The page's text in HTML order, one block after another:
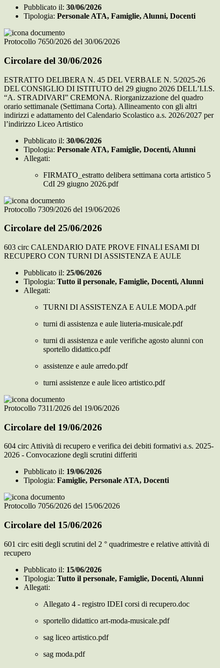
Pubblicato il: 30/06/2026
Tipologia: Personale ATA, Famiglie, Alunni, Docenti
Protocollo 7650/2026 del 30/06/2026
Circolare del 30/06/2026
ESTRATTO DELIBERA N. 45 DEL VERBALE N. 5/2025-26
DEL CONSIGLIO DI ISTITUTO del 29 giugno 2026 DELL’I.I.S.
“A. STRADIVARI” CREMONA. Riorganizzazione del quadro
orario settimanale (Settimana Corta). Allineamento con gli altri
indirizzi e adattamento del Calendario Scolastico a.s. 2026/2027 per
l’indirizzo Liceo Artistico
Pubblicato il: 30/06/2026
Tipologia: Personale ATA, Famiglie, Docenti, Alunni
Allegati:
FIRMATO_estratto delibera settimana corta artistico 5
CdI 29 giugno 2026.pdf
Protocollo 7309/2026 del 19/06/2026
Circolare del 25/06/2026
603 circ CALENDARIO DATE PROVE FINALI ESAMI DI
RECUPERO CON TURNI DI ASSISTENZA E AULE
Pubblicato il: 25/06/2026
Tipologia: Tutto il personale, Famiglie, Docenti, Alunni
Allegati:
TURNI DI ASSISTENZA E AULE MODA.pdf
turni di assistenza e aule liuteria-musicale.pdf
turni di assistenza e aule verifiche agosto alunni con
sportello didattico.pdf
assistenze e aule arredo.pdf
turni assistenze e aule liceo artistico.pdf
Protocollo 7311/2026 del 19/06/2026
Circolare del 19/06/2026
604 circ Attività di recupero e verifica dei debiti formativi a.s. 2025-
2026 - Convocazione degli scrutini differiti
Pubblicato il: 19/06/2026
Tipologia: Famiglie, Personale ATA, Docenti
Protocollo 7056/2026 del 15/06/2026
Circolare del 15/06/2026
601 circ esiti degli scrutini del 2 ° quadrimestre e relative attività di
recupero
Pubblicato il: 15/06/2026
Tipologia: Tutto il personale, Famiglie, Docenti, Alunni
Allegati:
Allegato 4 - registro IDEI corsi di recupero.doc
sportello didattico art-moda-musicale.pdf
sag liceo artistico.pdf
sag moda.pdf